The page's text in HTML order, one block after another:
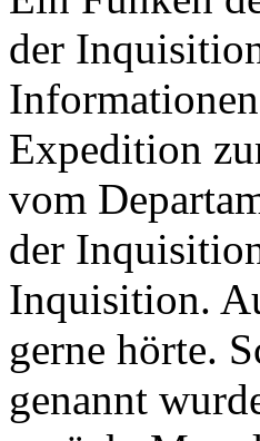
der
Expedition
vom
der
Inquisition.
gerne hörte.
genannt